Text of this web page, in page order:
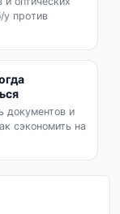
На
модели,
чтобы они
без
у против
документов и
сэкономить на